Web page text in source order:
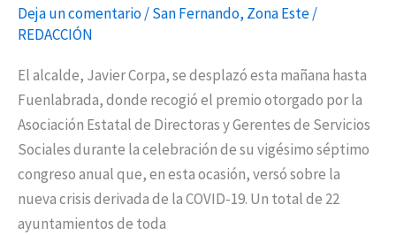
Deja un comentario/San Fernando, Zona Este/
REDACCIÓN
El alcalde, Javier Corpa, se desplazó esta mañana hasta
Fuenlabrada, donde recogió el premio otorgado por la
Asociación Estatal de Directoras y Gerentes de Servicios
Sociales durante la celebración de su vigésimo séptimo
congreso anual que, en esta ocasión, versó sobre la
nueva crisis derivada de la COVID-19. Un total de 22
ayuntamientos de toda
Gerentes
Servicios
Sociales